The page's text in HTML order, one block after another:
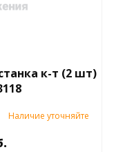
к-т (2 шт)
Наличие уточняйте